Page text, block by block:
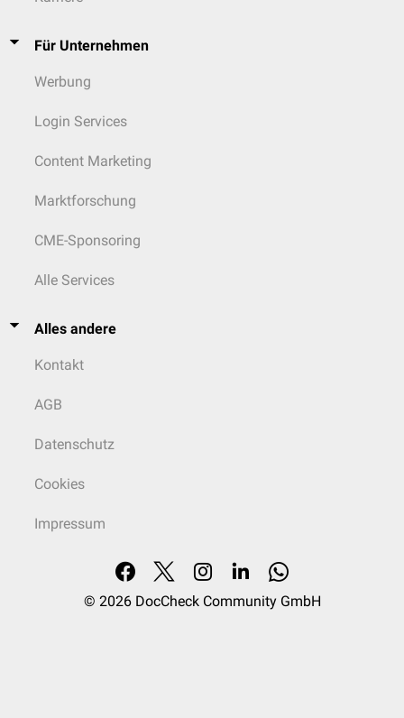
Für Unternehmen
Werbung
Login Services
Content Marketing
Marktforschung
CME-Sponsoring
Alle Services
Alles andere
Kontakt
AGB
Datenschutz
Cookies
Impressum
© 2026 DocCheck Community GmbH